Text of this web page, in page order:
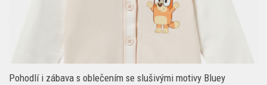
Pohodlí i zábava s oblečením se slušivými motivy Bluey